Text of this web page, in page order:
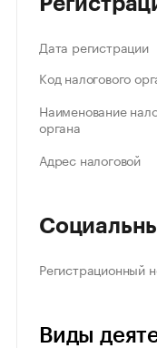
Дата регистрации
Код налогового
Наименование
органа
Адрес налоговой
Регистрационный
Виды